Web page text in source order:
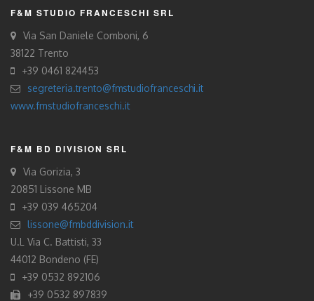
F&M STUDIO FRANCESCHI SRL
Via San Daniele Comboni, 6
38122 Trento
+39 0461 824453
segreteria.trento@fmstudiofranceschi.it
www.fmstudiofranceschi.it
F&M BD DIVISION SRL
Via Gorizia, 3
20851 Lissone MB
+39 039 465204
lissone@fmbddivision.it
U.L Via C. Battisti, 33
44012 Bondeno (FE)
+39 0532 892106
+39 0532 897839